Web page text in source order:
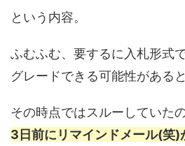
という内容。
ふむふむ、要するに入札形式
グレードできる可能性があると
その時点ではスルーしていたの
3日前にリマインドメール(笑)